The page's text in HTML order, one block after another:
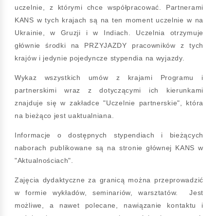
uczelnie, z którymi chce współpracować. Partnerami
KANS w tych krajach są na ten moment uczelnie w na
Ukrainie, w Gruzji i w Indiach. Uczelnia otrzymuje
głównie środki na PRZYJAZDY pracowników z tych
krajów i jedynie pojedyncze stypendia na wyjazdy.
Wykaz wszystkich umów z krajami Programu i
partnerskimi wraz z dotyczącymi ich kierunkami
znajduje się w zakładce "Uczelnie partnerskie", która
na bieżąco jest uaktualniana.
Informacje o dostępnych stypendiach i bieżących
naborach publikowane są na stronie głównej KANS w
"Aktualnościach".
Zajęcia dydaktyczne za granicą można przeprowadzić
w formie wykładów, seminariów, warsztatów. Jest
możliwe, a nawet polecane, nawiązanie kontaktu i